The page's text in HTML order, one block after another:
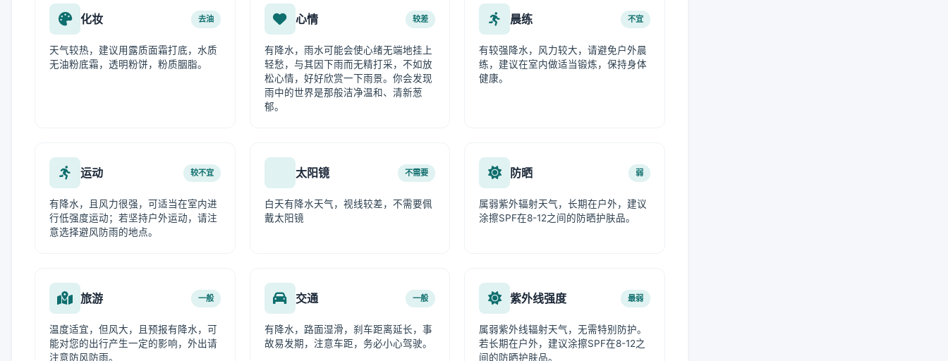
化妆 去油
天气较热，建议用露质面霜打底，水质
无油粉底霜，透明粉饼，粉质胭脂。
心情 较差
有降水，雨水可能会使心绪无端地挂上
轻愁，与其因下雨而无精打采，不如放
松心情，好好欣赏一下雨景。你会发现
雨中的世界是那般洁净温和、清新葱
郁。
晨练 不宜
有较强降水，风力较大，请避免户外晨
练，建议在室内做适当锻炼，保持身体
健康。
运动 较不宜
有降水，且风力很强，可适当在室内进
行低强度运动；若坚持户外运动，请注
意选择避风防雨的地点。
太阳镜 不需要
白天有降水天气，视线较差，不需要佩
戴太阳镜
防晒 弱
属弱紫外辐射天气，长期在户外，建议
涂擦SPF在8-12之间的防晒护肤品。
旅游 一般
温度适宜，但风大，且预报有降水，可
能对您的出行产生一定的影响，外出请
注意防风防雨。
交通 一般
有降水，路面湿滑，刹车距离延长，事
故易发期，注意车距，务必小心驾驶。
紫外线强度 最弱
属弱紫外线辐射天气，无需特别防护。
若长期在户外，建议涂擦SPF在8-12之
间的防晒护肤品。